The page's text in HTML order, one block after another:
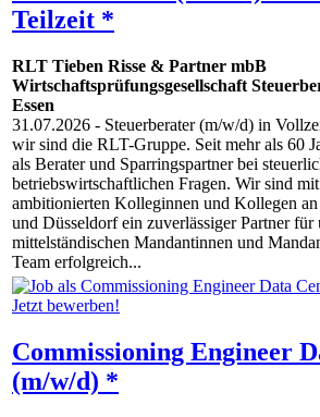
Teilzeit *
RLT Tieben Risse & Partner mbB
Wirtschaftsprüfungsgesellschaft
Essen
31.07.2026 - Steuerberater (m/w/d) in
wir sind die RLT-Gruppe. Seit mehr als 60
als Berater und Sparringspartner bei
betriebswirtschaftlichen Fragen. Wir sind
ambitionierten Kolleginnen und Kollegen an
und Düsseldorf ein zuverlässiger Partner für
mittelständischen Mandantinnen und
Team erfolgreich...
Commissioning Engineer
(m/w/d) *